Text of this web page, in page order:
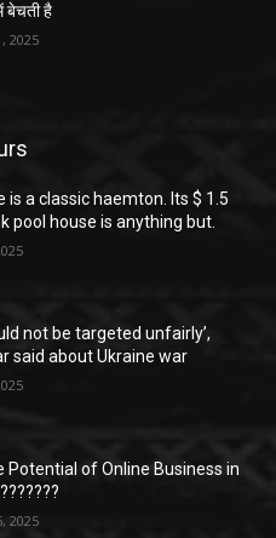
बेचती है
2025
is a classic haemton. Its $ 1.5
pool house is anything but.
not be targeted unfairly’,
said about Ukraine war
Potential of Online Business in
2025